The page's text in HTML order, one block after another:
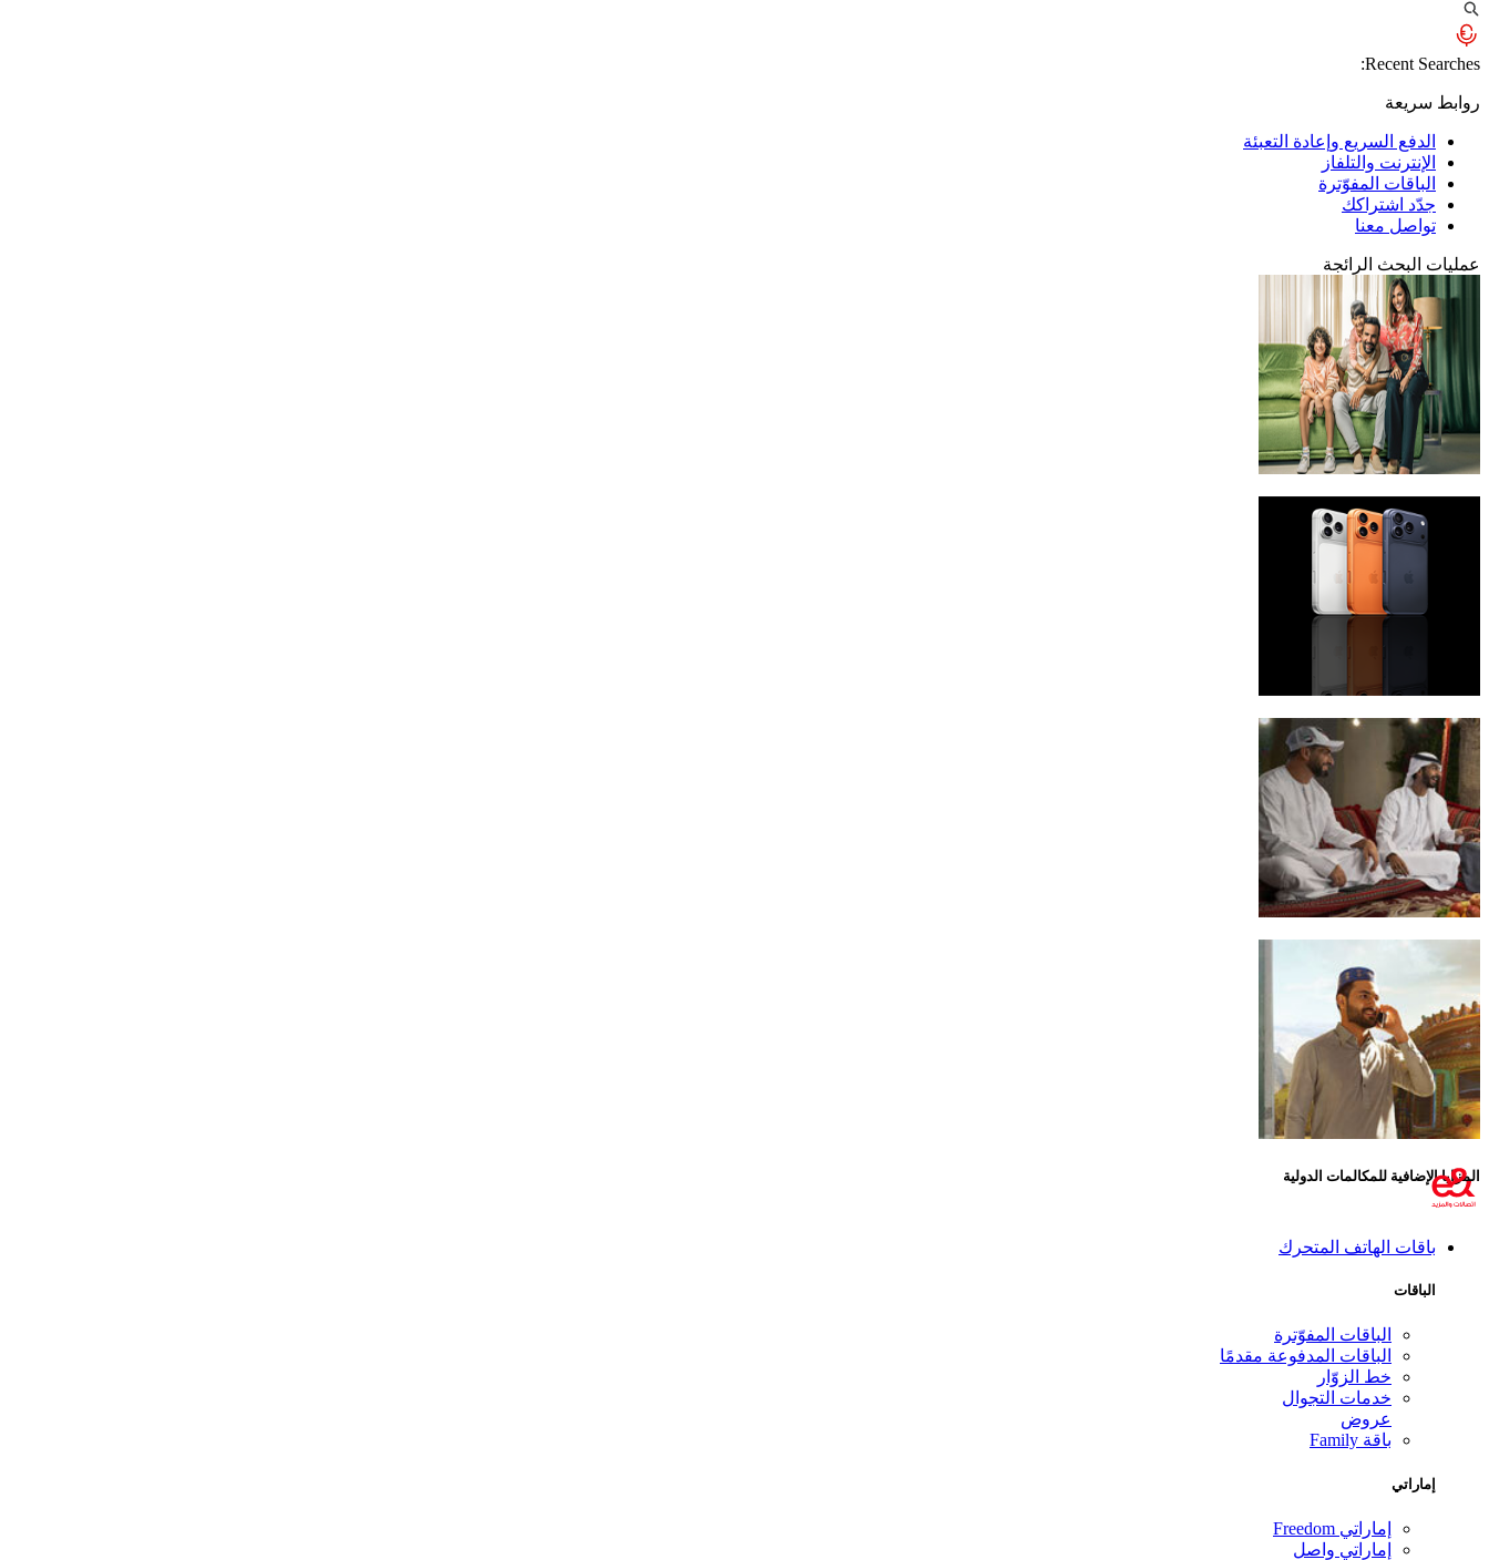
Recent Searches:
روابط سريعة
الدفع السريع وإعادة التعبئة
الإنترنت والتلفاز
الباقات المفوّترة
جدّد اشتراكك
تواصل معنا
عمليات البحث الرائجة
iPhone 17 Pro Max
المزايا الإضافية للمكالمات الدولية
باقات الهاتف المتحرك
الباقات
الباقات المفوّترة
الباقات المدفوعة مقدمًا
خط الزوّار
خدمات التجوال
عروض
باقة Family
إماراتي
إماراتي Freedom
إماراتي واصل